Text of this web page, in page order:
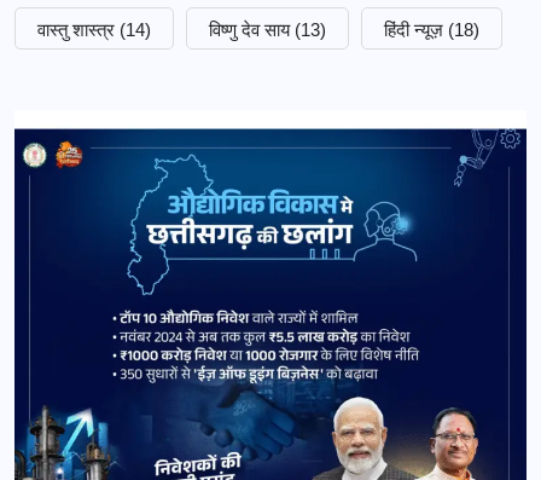
वास्तु शास्त्र (14) विष्णु देव साय (13) हिंदी न्यूज़ (18)